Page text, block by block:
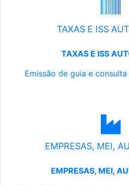
TAXAS E ISS
TAXAS E ISS
Emissão de guia e
EMPRESAS, MEI,
EMPRESAS, MEI,